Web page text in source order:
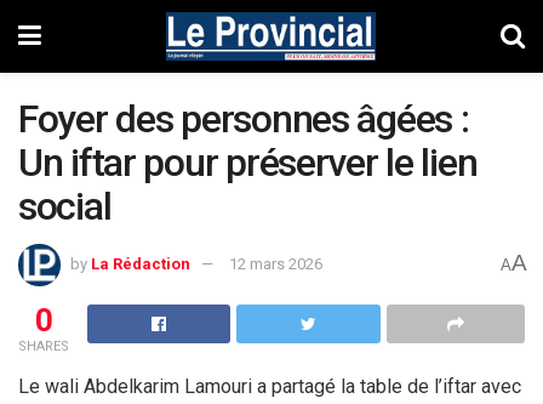
Foyer des personnes âgées :
Un iftar pour préserver le lien
social
by La Rédaction 12 mars 2026 AA
0
SHARES
Le wali Abdelkarim Lamouri a partagé la table de l’iftar avec